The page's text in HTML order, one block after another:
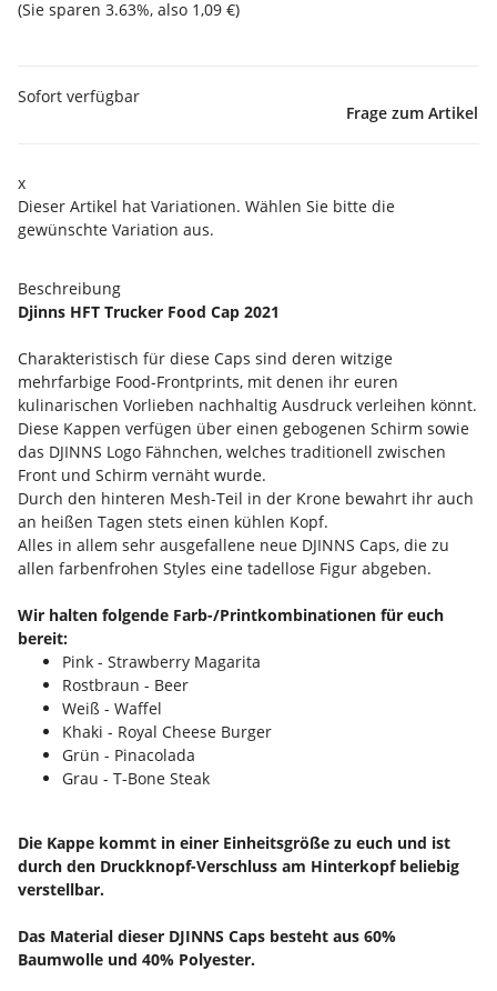
(Sie sparen 3.63%, also 1,09 €)
Sofort verfügbar
Frage zum Artikel
x
Dieser Artikel hat Variationen. Wählen Sie bitte die
gewünschte Variation aus.
Beschreibung
Djinns HFT Trucker Food Cap 2021
Charakteristisch für diese Caps sind deren witzige
mehrfarbige Food-Frontprints, mit denen ihr euren
kulinarischen Vorlieben nachhaltig Ausdruck verleihen könnt.
Diese Kappen verfügen über einen gebogenen Schirm sowie
das DJINNS Logo Fähnchen, welches traditionell zwischen
Front und Schirm vernäht wurde.
Durch den hinteren Mesh-Teil in der Krone bewahrt ihr auch
an heißen Tagen stets einen kühlen Kopf.
Alles in allem sehr ausgefallene neue DJINNS Caps, die zu
allen farbenfrohen Styles eine tadellose Figur abgeben.
Wir halten folgende Farb-/Printkombinationen für euch
bereit:
Pink - Strawberry Magarita
Rostbraun - Beer
Weiß - Waffel
Khaki - Royal Cheese Burger
Grün - Pinacolada
Grau - T-Bone Steak
Die Kappe kommt in einer Einheitsgröße zu euch und ist
durch den Druckknopf-Verschluss am Hinterkopf beliebig
verstellbar.
Das Material dieser DJINNS Caps besteht aus 60%
Baumwolle und 40% Polyester.